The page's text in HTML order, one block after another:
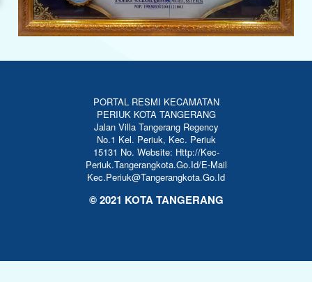
PORTAL RESMI KECAMATAN
PERIUK KOTA TANGERANG
Jalan Villa Tangerang Regency
No.1 Kel. Periuk, Kec. Periuk
15131 No. Website: Http://kec-
Periuk.tangerangkota.go.id/E-Mail
Kec.periuk@tangerangkota.go.id
© 2021 KOTA TANGERANG